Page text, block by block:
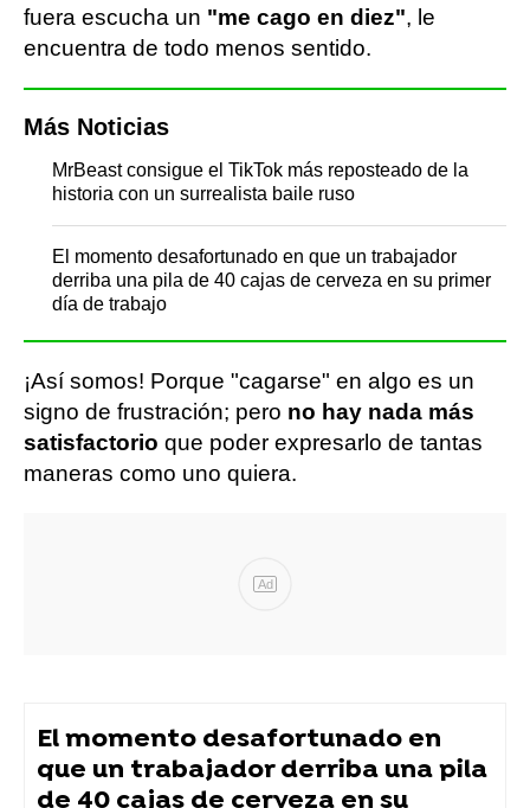
fuera escucha un "me cago en diez", le
encuentra de todo menos sentido.
Más Noticias
MrBeast consigue el TikTok más reposteado de la
historia con un surrealista baile ruso
El momento desafortunado en que un trabajador
derriba una pila de 40 cajas de cerveza en su primer
día de trabajo
¡Así somos! Porque "cagarse" en algo es un
signo de frustración; pero no hay nada más
satisfactorio que poder expresarlo de tantas
maneras como uno quiera.
Ad
El momento desafortunado en
que un trabajador derriba una pila
de 40 cajas de cerveza en su